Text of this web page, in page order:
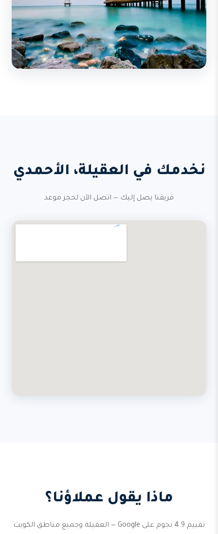
نخدمك في العقيلة، الأحمدي
فريقنا يصل إليك — اتصل الآن لحجز موعد
ماذا يقول عملاؤنا؟
تقييم 4.9 نجوم على Google — العقيلة وجميع مناطق الكويت